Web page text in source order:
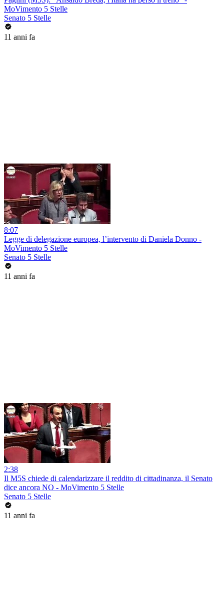
MoVimento 5 Stelle
Senato 5 Stelle
11 anni fa
8:07
Legge di delegazione europea, l’intervento di Daniela Donno -
MoVimento 5 Stelle
Senato 5 Stelle
11 anni fa
2:38
Il M5S chiede di calendarizzare il reddito di cittadinanza, il Senato
dice ancora NO - MoVimento 5 Stelle
Senato 5 Stelle
11 anni fa